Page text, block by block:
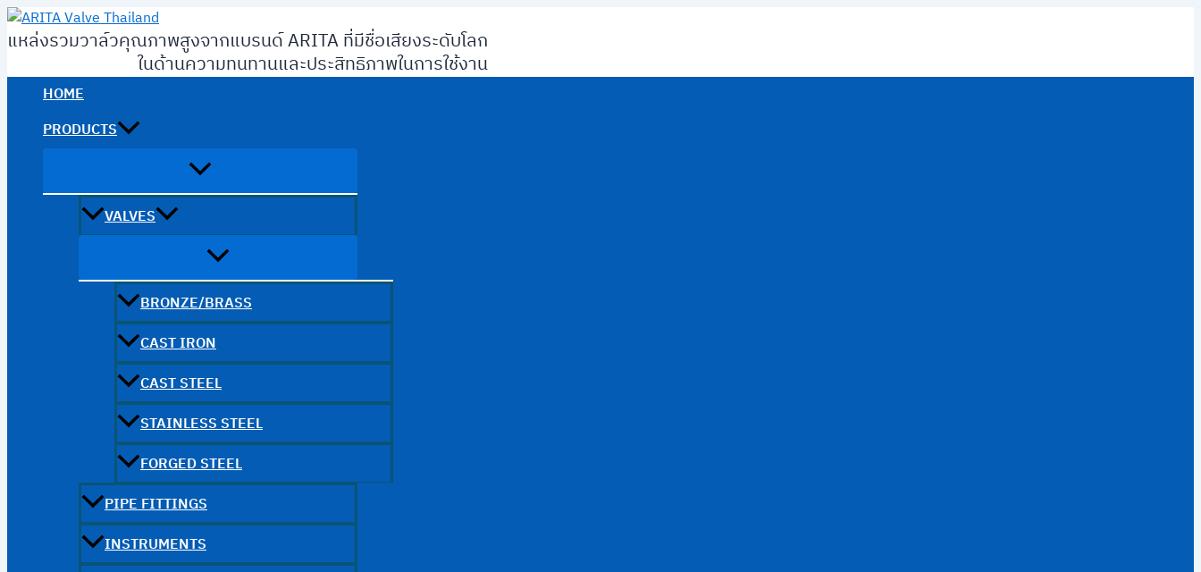
Skip
to
แหล่งรวมวาล์วคุณภาพสูงจากแบรนด์ ARITA ที่มีชื่อเสียงระดับโลก
ในด้านความทนทานและประสิทธิภาพในการใช้งาน
HOME
PRODUCTS
VALVES
BRONZE/BRASS
CAST IRON
CAST STEEL
STAINLESS STEEL
FORGED STEEL
PIPE FITTINGS
INSTRUMENTS